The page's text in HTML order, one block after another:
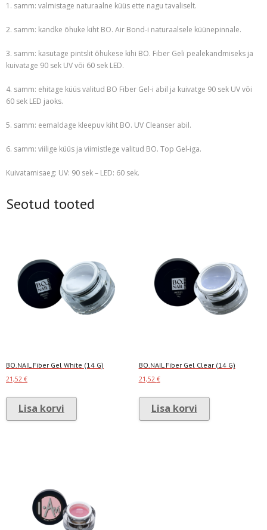
1. samm: valmistage naturaalne küüs ette nagu tavaliselt.
2. samm: kandke õhuke kiht BO. Air Bond-i naturaalsele küünepinnale.
3. samm: kasutage pintslit õhukese kihi BO. Fiber Geli pealekandmiseks ja
kuivatage 90 sek UV või 60 sek LED.
4. samm: ehitage küüs valitud BO Fiber Gel-i abil ja kuivatge 90 sek UV või
60 sek LED jaoks.
5. samm: eemaldage kleepuv kiht BO. UV Cleanser abil.
6. samm: viilige küüs ja viimistlege valitud BO. Top Gel-iga.
Kuivatamisaeg: UV: 90 sek – LED: 60 sek.
Seotud tooted
BO.NAIL Fiber Gel White (14 G)
21,52 €
Lisa korvi
BO.NAIL Fiber Gel Clear (14 G)
21,52 €
Lisa korvi